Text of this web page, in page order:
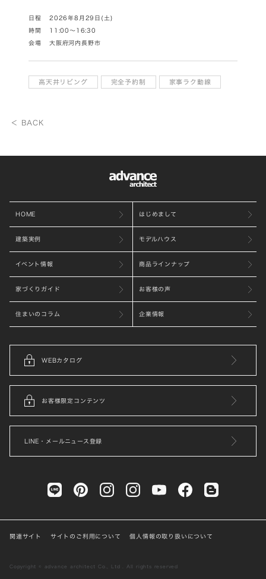
日程 2026年8月29日(土)
時間 11:00～16:30
会場 大阪府河内長野市
高天井リビング 完全予約制 家事ラク動線
＜ BACK
HOME はじめまして
建築実例 モデルハウス
イベント情報 商品ラインナップ
家づくりガイド お客様の声
住まいのコラム 企業情報
WEBカタログ
お客様限定コンテンツ
LINE・メールニュース登録
関連サイト サイトのご利用について 個人情報の取り扱いについて
Copyright © advance architect Co., Ltd . All rights reserved